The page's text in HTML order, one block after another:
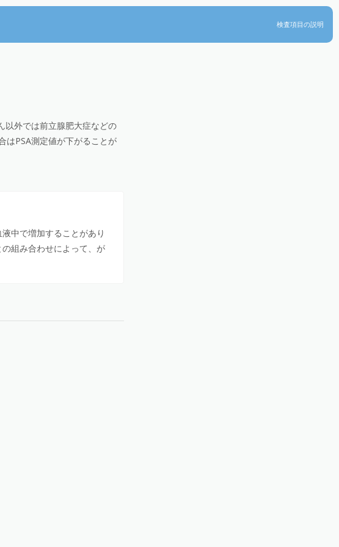
検査項目の説明
以外では前立腺肥大症などの
はPSA測定値が下がることが
中で増加することがあり
組み合わせによって、が